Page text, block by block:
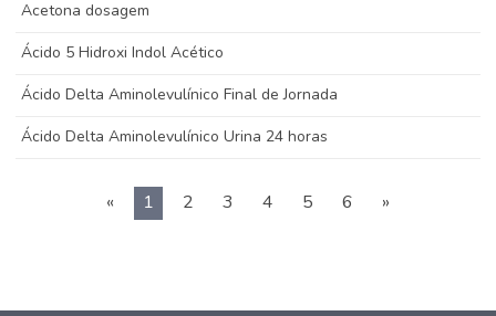
Acetona dosagem
Ácido 5 Hidroxi Indol Acético
Ácido Delta Aminolevulínico Final de Jornada
Ácido Delta Aminolevulínico Urina 24 horas
« 1 2 3 4 5 6 »